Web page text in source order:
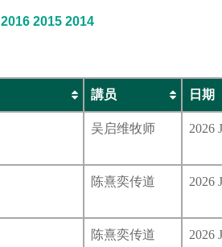
2016 2015 2014
講员 日期
吴启维牧师 2026
陈熹奕传道 2026
陈熹奕传道 2026